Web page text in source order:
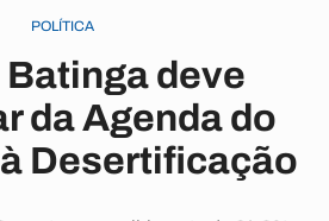
POLÍTICA
deve
da Agenda do
Desertificação